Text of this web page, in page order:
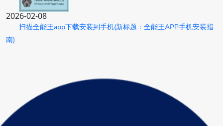
2026-02-08
扫描全能王app下载安装到手机(新标题：全能王APP手机安装指
南)